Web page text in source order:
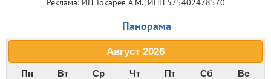
Реклама: ИП Токарев А.М., ИНН 575402478570
Панорама
Август 2026
Пн Вт Ср Чт Пт Сб
Вс